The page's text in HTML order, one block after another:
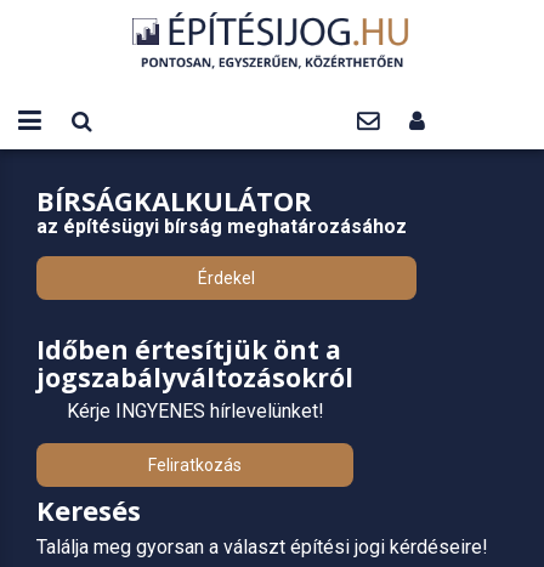
BÍRSÁGKALKULÁTOR
az építésügyi bírság meghatározásához
Érdekel
Időben értesítjük önt a
jogszabályváltozásokról
Kérje INGYENES hírlevelünket!
Feliratkozás
Keresés
Találja meg gyorsan a választ építési jogi kérdéseire!